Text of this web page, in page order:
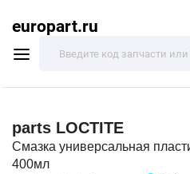
europart.ru
parts LOCTITE
Смазка универсальная
400мл